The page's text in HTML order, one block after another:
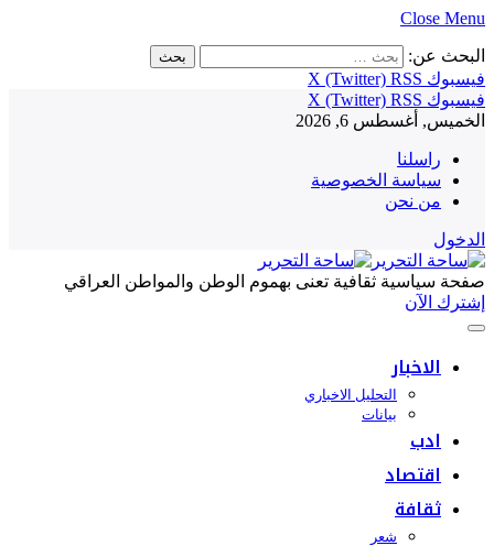
Close Menu
البحث عن:
فيسبوك
X (Twitter) RSS
فيسبوك
X (Twitter) RSS
الخميس, أغسطس 6, 2026
راسلنا
سياسة الخصوصية
من نحن
الدخول
صفحة سياسية ثقافية تعنى بهموم الوطن والمواطن العراقي
إشترك الآن
الاخبار
التحليل الاخباري
بيانات
ادب
اقتصاد
ثقافة
شعر